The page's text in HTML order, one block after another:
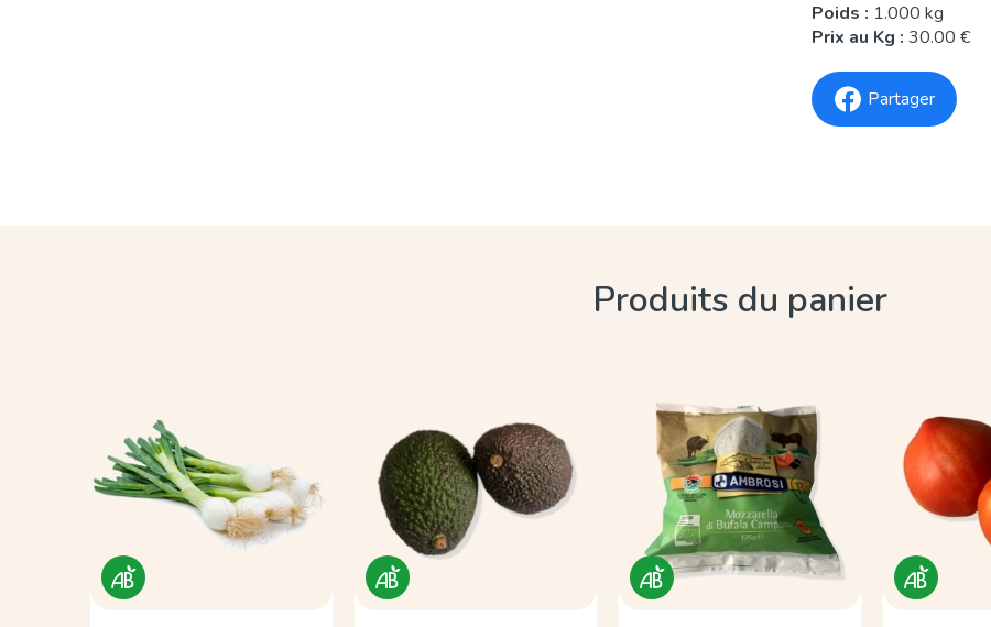
Poids : 1.000 kg
Prix au Kg : 30.00 €
Partager
Produits du panier